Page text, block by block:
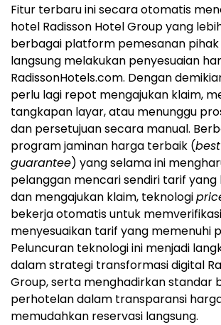
Fitur terbaru ini secara otomatis
hotel Radisson Hotel Group yang
berbagai platform pemesanan pihak
langsung melakukan penyesuaian
RadissonHotels.com. Dengan
perlu lagi repot mengajukan klaim,
tangkapan layar, atau menunggu
dan persetujuan secara manual.
program jaminan harga terbaik (
guarantee) yang selama ini
pelanggan mencari sendiri tarif yang
dan mengajukan klaim, teknologi
bekerja otomatis untuk
menyesuaikan tarif yang memenuhi
Peluncuran teknologi ini menjadi
dalam strategi transformasi digital
Group, serta menghadirkan standar
perhotelan dalam transparansi
memudahkan reservasi langsung.